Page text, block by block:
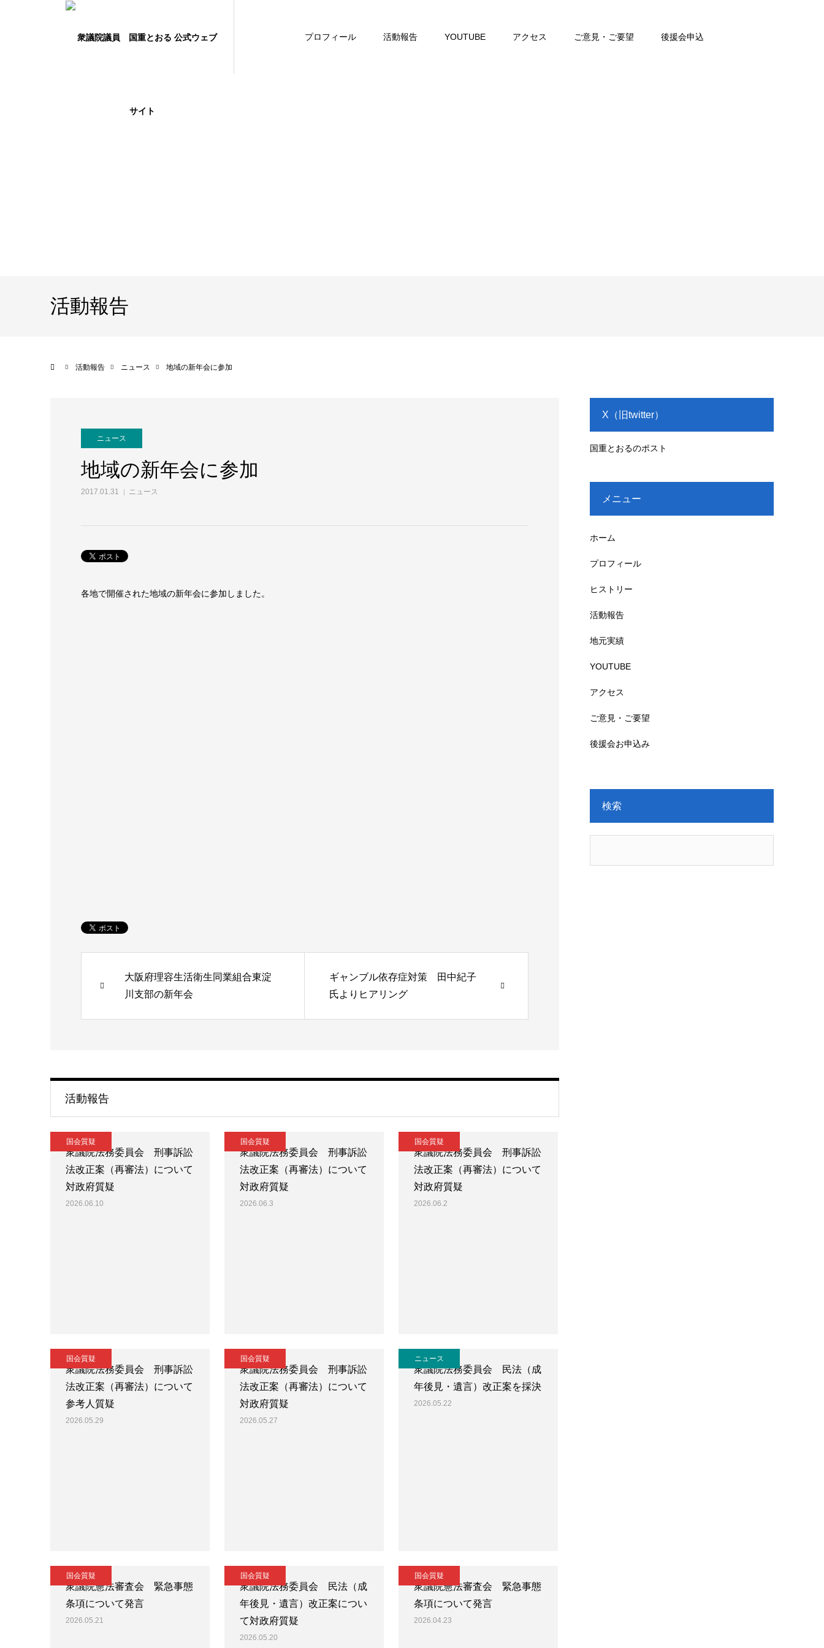
プロフィール 活動報告 YOUTUBE アクセス ご意見・ご要望 後援会申込
活動報告
活動報告 ニュース 地域の新年会に参加
ニュース
地域の新年会に参加
2017.01.31 ニュース
各地で開催された地域の新年会に参加しました。
大阪府理容生活衛生同業組合東淀
川支部の新年会
ギャンブル依存症対策 田中紀子
氏よりヒアリング
活動報告
国会質疑
衆議院法務委員会 刑事訴訟
法改正案（再審法）について
対政府質疑
2026.06.10
国会質疑
衆議院法務委員会 刑事訴訟
法改正案（再審法）について
対政府質疑
2026.06.3
国会質疑
衆議院法務委員会 刑事訴訟
法改正案（再審法）について
対政府質疑
2026.06.2
国会質疑
衆議院法務委員会 刑事訴訟
法改正案（再審法）について
参考人質疑
2026.05.29
国会質疑
衆議院法務委員会 刑事訴訟
法改正案（再審法）について
対政府質疑
2026.05.27
ニュース
衆議院法務委員会 民法（成
年後見・遺言）改正案を採決
2026.05.22
国会質疑
衆議院憲法審査会 緊急事態
条項について発言
2026.05.21
国会質疑
衆議院法務委員会 民法（成
年後見・遺言）改正案につい
て対政府質疑
2026.05.20
国会質疑
衆議院憲法審査会 緊急事態
条項について発言
2026.04.23
X（旧twitter）
国重とおるのポスト
メニュー
ホーム
プロフィール
ヒストリー
活動報告
地元実績
YOUTUBE
アクセス
ご意見・ご要望
後援会お申込み
検索